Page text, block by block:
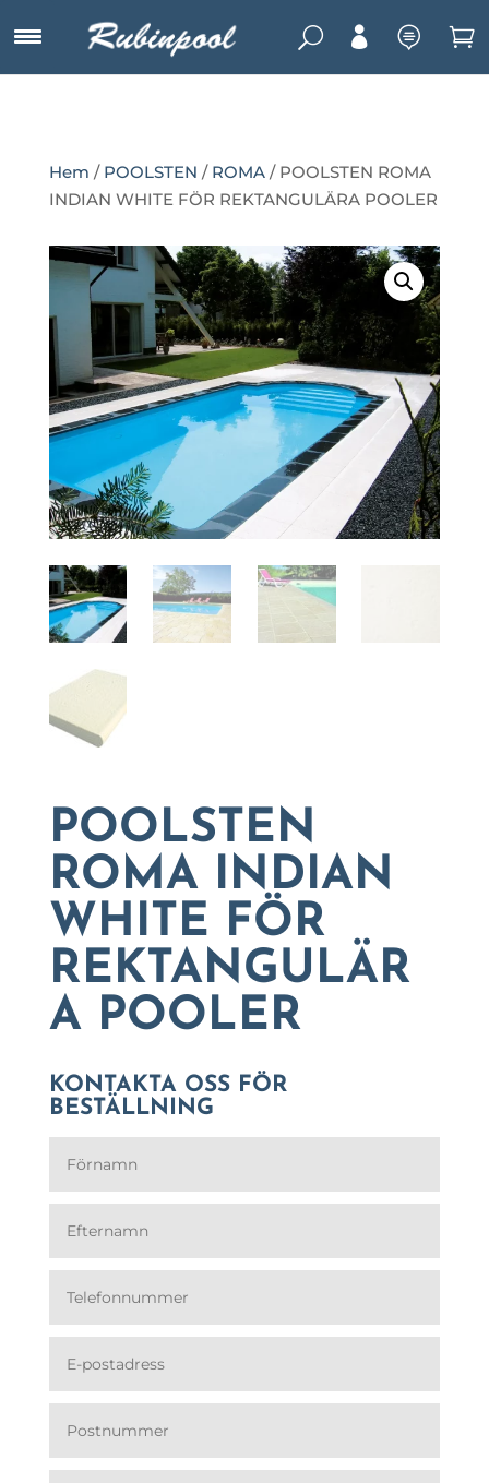
U   
Hem / POOLSTEN / ROMA/ POOLSTEN ROMA
INDIAN WHITE FÖR REKTANGULÄRA POOLER
POOLSTEN
ROMA INDIAN
WHITE FÖR
REKTANGULÄR
A POOLER
KONTAKTA OSS FÖR
BESTÄLLNING